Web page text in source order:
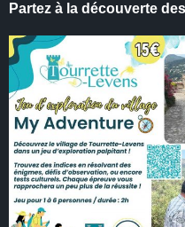
Partez à la découverte